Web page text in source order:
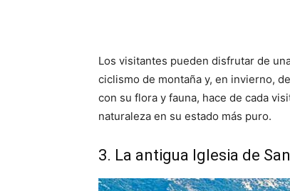
Los visitantes pueden disfrutar de
ciclismo de montaña y, en invierno,
con su flora y fauna, hace de cada
naturaleza en su estado más puro.
3. La antigua Iglesia de